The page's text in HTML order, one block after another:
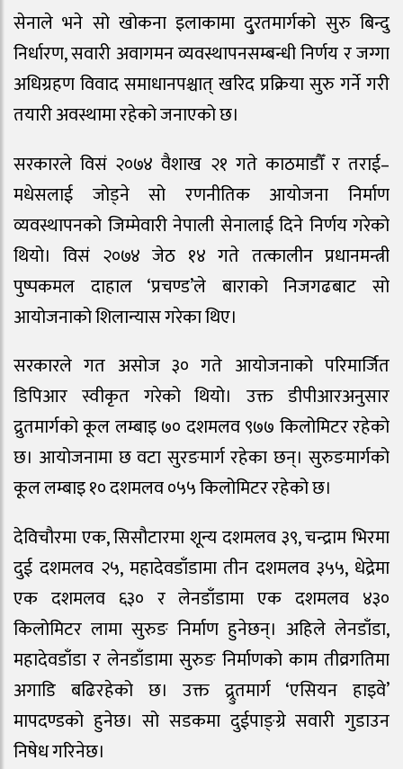
सेनाले भने सो खोकना इलाकामा दु्रतमार्गको सुरु बिन्दु
निर्धारण, सवारी अवागमन व्यवस्थापनसम्बन्धी निर्णय र जग्गा
अधिग्रहण विवाद समाधानपश्चात् खरिद प्रक्रिया सुरु गर्ने गरी
तयारी अवस्थामा रहेको जनाएको छ।
सरकारले विसं २०७४ वैशाख २१ गते काठमाडौँ र तराई–
मधेसलाई जोड्ने सो रणनीतिक आयोजना निर्माण
व्यवस्थापनको जिम्मेवारी नेपाली सेनालाई दिने निर्णय गरेको
थियो। विसं २०७४ जेठ १४ गते तत्कालीन प्रधानमन्त्री
पुष्पकमल दाहाल ‘प्रचण्ड’ले बाराको निजगढबाट सो
आयोजनाको शिलान्यास गरेका थिए।
सरकारले गत असोज ३० गते आयोजनाको परिमार्जित
डिपिआर स्वीकृत गरेको थियो। उक्त डीपीआरअनुसार
द्रुतमार्गको कूल लम्बाइ ७० दशमलव ९७७ किलोमिटर रहेको
छ। आयोजनामा छ वटा सुरङमार्ग रहेका छन्। सुरुङमार्गको
कूल लम्बाइ १० दशमलव ०५५ किलोमिटर रहेको छ।
देविचौरमा एक, सिसौटारमा शून्य दशमलव ३९, चन्द्राम भिरमा
दुई दशमलव २५, महादेवडाँडामा तीन दशमलव ३५५, धेद्रेमा
एक दशमलव ६३० र लेनडाँडामा एक दशमलव ४३०
किलोमिटर लामा सुरुङ निर्माण हुनेछन्। अहिले लेनडाँडा,
महादेवडाँडा र लेनडाँडामा सुरुङ निर्माणको काम तीव्रगतिमा
अगाडि बढिरहेको छ। उक्त द्र्रुतमार्ग ‘एसियन हाइवे’
मापदण्डको हुनेछ। सो सडकमा दुईपाङ्ग्रे सवारी गुडाउन
निषेध गरिनेछ।